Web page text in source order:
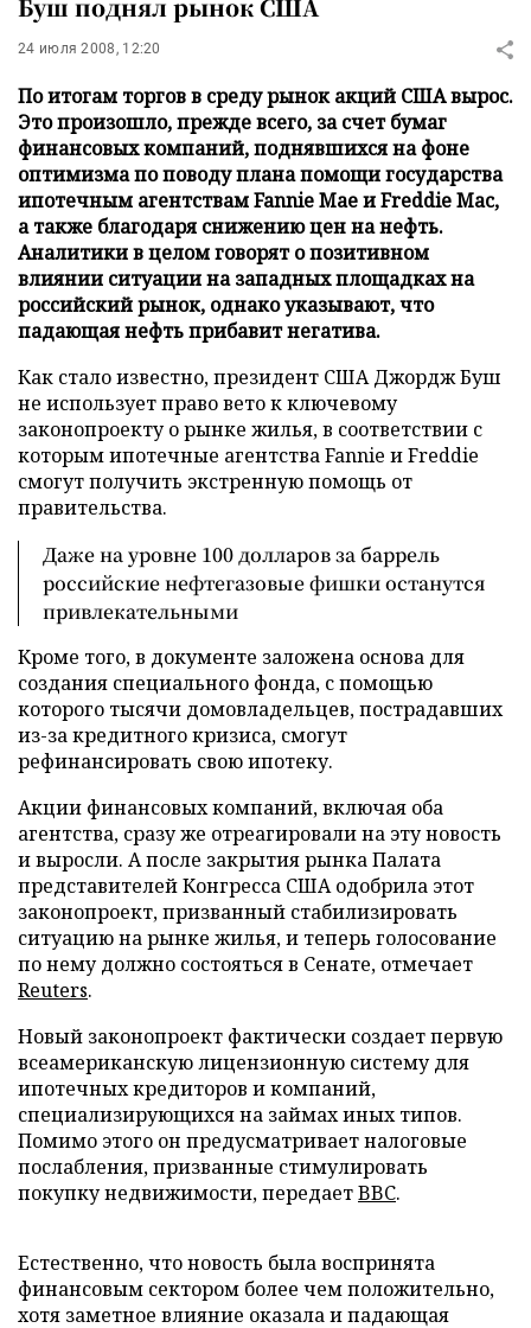
Буш поднял рынок США
24 июля 2008, 12:20
По итогам торгов в среду рынок акций США вырос.
Это произошло, прежде всего, за счет бумаг
финансовых компаний, поднявшихся на фоне
оптимизма по поводу плана помощи государства
ипотечным агентствам Fannie Mae и Freddie Mac,
а также благодаря снижению цен на нефть.
Аналитики в целом говорят о позитивном
влиянии ситуации на западных площадках на
российский рынок, однако указывают, что
падающая нефть прибавит негатива.
Как стало известно, президент США Джордж Буш
не использует право вето к ключевому
законопроекту о рынке жилья, в соответствии с
которым ипотечные агентства Fannie и Freddie
смогут получить экстренную помощь от
правительства.
Даже на уровне 100 долларов за баррель
российские нефтегазовые фишки останутся
привлекательными
Кроме того, в документе заложена основа для
создания специального фонда, с помощью
которого тысячи домовладельцев, пострадавших
из-за кредитного кризиса, смогут
рефинансировать свою ипотеку.
Акции финансовых компаний, включая оба
агентства, сразу же отреагировали на эту новость
и выросли. А после закрытия рынка Палата
представителей Конгресса США одобрила этот
законопроект, призванный стабилизировать
ситуацию на рынке жилья, и теперь голосование
по нему должно состояться в Сенате, отмечает
Reuters.
Новый законопроект фактически создает первую
всеамериканскую лицензионную систему для
ипотечных кредиторов и компаний,
специализирующихся на займах иных типов.
Помимо этого он предусматривает налоговые
послабления, призванные стимулировать
покупку недвижимости, передаетBBC.
Естественно, что новость была воспринята
финансовым сектором более чем положительно,
хотя заметное влияние оказала и падающая